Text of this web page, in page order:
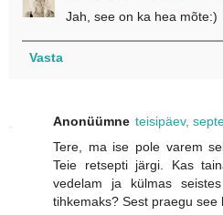
Jah, see on ka hea mõte:)
Vasta
Anonüümne teisipäev,
Tere, ma ise pole varem
Teie retsepti järgi. Kas
vedelam ja külmas
tihkemaks? Sest praegu see